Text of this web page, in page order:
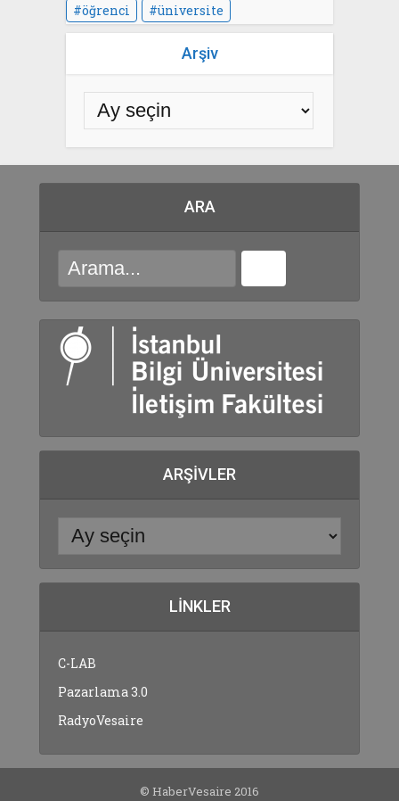
öğrenci
üniversite
Arşiv
ARA
ARŞIVLER
LINKLER
C-LAB
Pazarlama 3.0
RadyoVesaire
© HaberVesaire 2016